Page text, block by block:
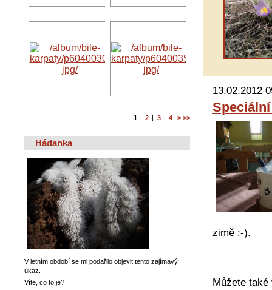
13.02.2012
zimě :-).
Můžete
1 | 2 | 3 | 4 > >>
Hádanka
V letním období se mi podařilo objevit tento zajímavý
úkaz.
Víte, co to je?